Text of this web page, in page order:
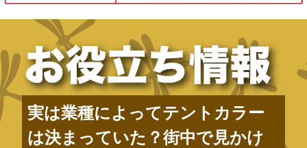
実は業種によってテントカラー
は決まっていた？街中で見かけ